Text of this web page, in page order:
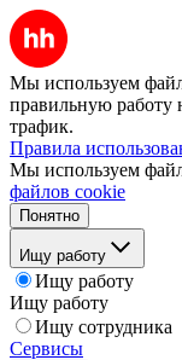
Мы используем
правильную работу
трафик.
Правила
Мы используем
файлов cookie
Понятно
Ищу работу
Ищу работу
Ищу работу
Ищу сотрудника
Сервисы